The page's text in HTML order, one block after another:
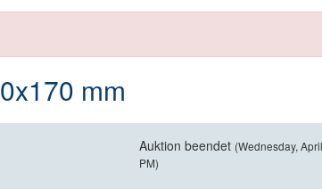
mm
Auktion beendet (Wednesday,
PM)